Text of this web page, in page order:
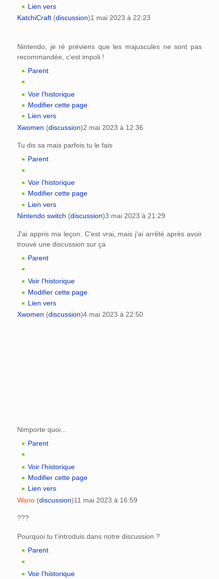
Lien vers
KatchiCraft (discussion)1 mai 2023 à 22:23
Nintendo, je ré préviens que les majuscules ne sont pas
recommandée, c'est impoli !
Parent
Voir l’historique
Modifier cette page
Lien vers
Xwomen (discussion)2 mai 2023 à 12:36
Tu dis sa mais parfois tu le fais
Parent
Voir l’historique
Modifier cette page
Lien vers
Nintendo switch (discussion)3 mai 2023 à 21:29
J'ai appris ma leçon. C'est vrai, mais j'ai arrêté après avoir
trouvé une discussion sur ça
Parent
Voir l’historique
Modifier cette page
Lien vers
Xwomen (discussion)4 mai 2023 à 22:50
Nimporte quoi...
Parent
Voir l’historique
Modifier cette page
Lien vers
Wano (discussion)11 mai 2023 à 16:59
???
Pourquoi tu t'introduis dans notre discussion ?
Parent
Voir l’historique